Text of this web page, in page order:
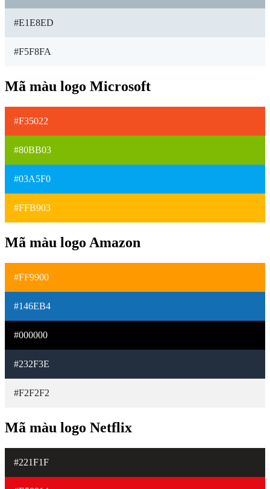
#E1E8ED
#F5F8FA
Mã màu logo Microsoft
#F35022
#80BB03
#03A5F0
#FFB903
Mã màu logo Amazon
#FF9900
#146EB4
#000000
#232F3E
#F2F2F2
Mã màu logo Netflix
#221F1F